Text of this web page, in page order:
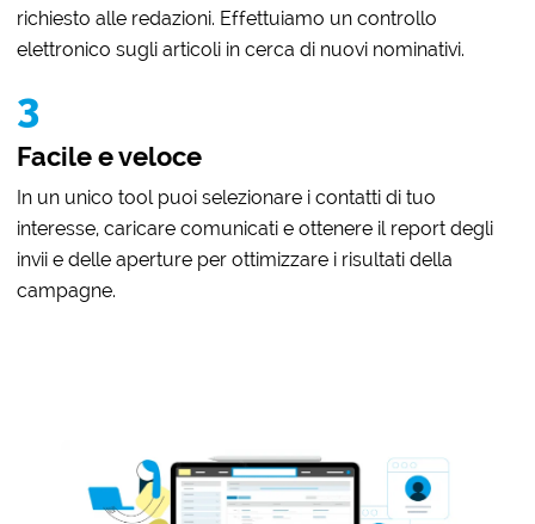
richiesto alle redazioni. Effettuiamo un controllo
elettronico sugli articoli in cerca di nuovi nominativi.
3
Facile e veloce
In un unico tool puoi selezionare i contatti di tuo
interesse, caricare comunicati e ottenere il report degli
invii e delle aperture per ottimizzare i risultati della
campagne.